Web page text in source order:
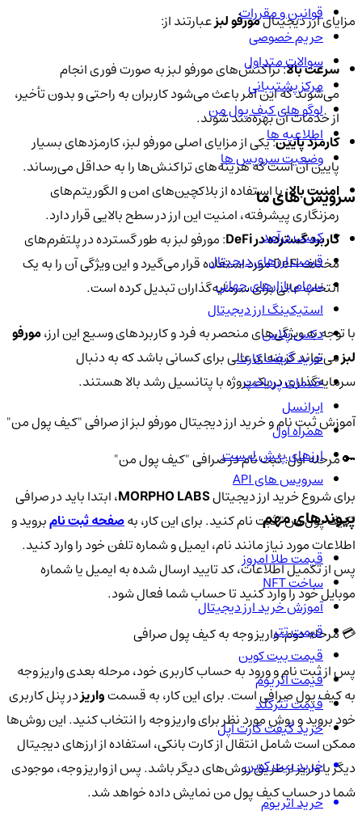
مزایای ارز دیجیتالمورفو لبزعبارتند از:
سرعت بالا: تراکنش‌های مورفو لبز به صورت فوری انجام
می‌شوند که این امر باعث می‌شود کاربران به راحتی و بدون تأخیر،
از خدمات آن بهره‌مند شوند.
کارمزد پایین: یکی از مزایای اصلی مورفو لبز، کارمزدهای بسیار
پایین آن است که هزینه‌های تراکنش‌ها را به حداقل می‌رساند.
امنیت بالا: با استفاده از بلاکچین‌های امن و الگوریتم‌های
رمزنگاری پیشرفته، امنیت این ارز در سطح بالایی قرار دارد.
کاربرد گسترده در DeFi
: مورفو لبز به طور گسترده در پلتفرم‌های
مختلف DeFi مورد استفاده قرار می‌گیرد و این ویژگی آن را به یک
انتخاب عالی برای سرمایه‌گذاران تبدیل کرده است.
با توجه به ویژگی‌های منحصر به فرد و کاربردهای وسیع این ارز،مورفو
لبزمی‌تواند گزینه‌ای عالی برای کسانی باشد که به دنبال
سرمایه‌گذاری در یک پروژه با پتانسیل رشد بالا هستند.
آموزش ثبت نام و خرید ارز دیجیتال مورفو لبز از صرافی "کیف پول من"
🔑 مرحله اول: ثبت نام در صرافی "کیف پول من"
برای شروع خرید ارز دیجیتالMORPHO LABS، ابتدا باید در صرافی
"کیف پول من" ثبت نام کنید. برای این کار، بهصفحه ثبت نامبروید و
اطلاعات مورد نیاز مانند نام، ایمیل و شماره تلفن خود را وارد کنید.
پس از تکمیل اطلاعات، کد تایید ارسال شده به ایمیل یا شماره
موبایل خود را وارد کنید تا حساب شما فعال شود.
💳 مرحله دوم: واریز وجه به کیف پول صرافی
پس از ثبت نام و ورود به حساب کاربری خود، مرحله بعدی واریز وجه
به کیف پول صرافی است. برای این کار، به قسمتواریزدر پنل کاربری
خود بروید و روش مورد نظر برای واریز وجه را انتخاب کنید. این روش‌ها
ممکن است شامل انتقال از کارت بانکی، استفاده از ارزهای دیجیتال
دیگر یا واریز از طریق روش‌های دیگر باشد. پس از واریز وجه، موجودی
شما در حساب کیف پول من نمایش داده خواهد شد.
قوانین و مقررات
حریم خصوصی
سوالات متداول
مرکز پشتیبانی
لوگو های کیف پول من
اطلاعیه ها
وضعیت سرویس ها
سرویس های ما
کسب درآمد
قیمت ارزهای دیجیتال
سهام بازارهای جهانی
استیکینگ ارز دیجیتال
دکس پلاس
خرید گیفت کارت
خدمات پرداخت
ایرانسل
همراه اول
ارزهای پیش لیست
سرویس های API
پیوندهای مهم
قیمت طلا امروز
ساخت NFT
آموزش خرید ارز دیجیتال
قیمت تتر
قیمت بیت کوین
قیمت اتریوم
قیمت تترگلد
خرید گیفت کارت اپل
خرید بیت کوین
خرید اتریوم